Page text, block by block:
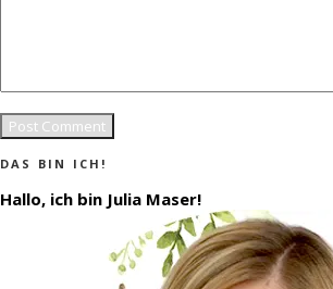
DAS BIN ICH!
Hallo, ich bin Julia Maser!